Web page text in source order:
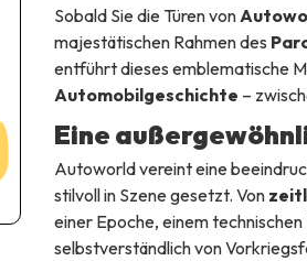
Sobald Sie die Türen von
majestätischen Rahmen des
entführt dieses emblematische
Automobilgeschichte –
Eine
Autoworld vereint eine
stilvoll in Szene gesetzt. Von
einer Epoche, einem
selbstverständlich von